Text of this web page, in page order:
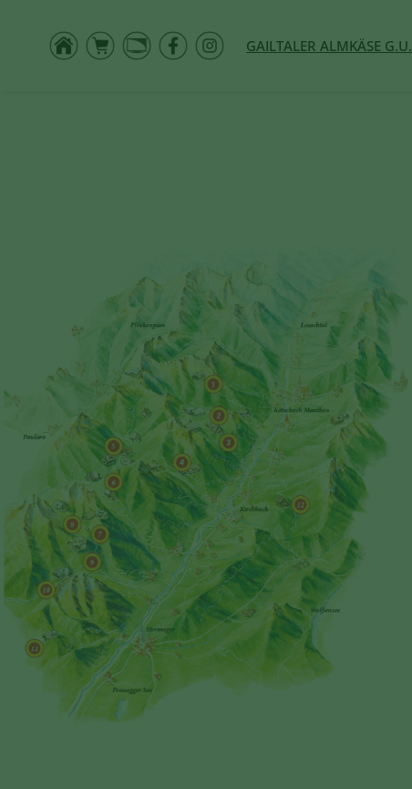
GAILTALER ALMKÄSE G.U.